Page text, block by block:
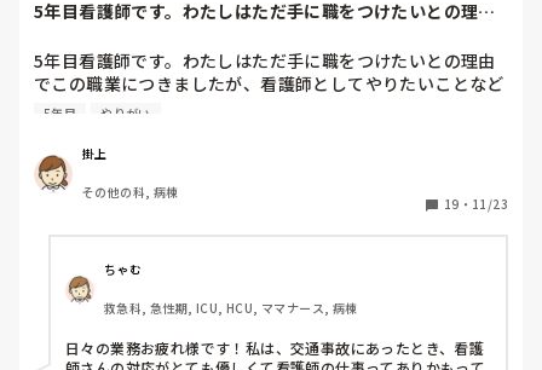
5年目看護師です。わたしはただ手に職をつけたいとの理由
5年目看護師です。わたしはただ手に職をつけたいとの理由
でこの職業につきましたが、看護師としてやりたいことなど
あまり考えたことがなく、ただ言われたことをやっているよ
続けてしまっています。
みなさんはどういったきっかけで看護師を目指したり、今の
科についていたりしますか？
笑
5年目 やりがい
掛上
その他の科, 病棟
19 ・ 11/23
ちゃむ
救急科, 急性期, ICU, HCU, ママナース, 病棟
日々の業務お疲れ様です！私は、交通事故にあったとき、看護